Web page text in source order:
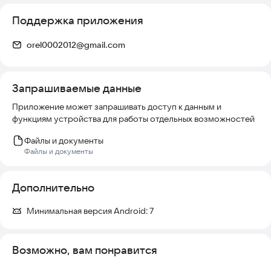
Поддержка приложения
orel0002012@gmail.com
Запрашиваемые данные
Приложение может запрашивать доступ к данным и
функциям устройства для работы отдельных возможностей
Файлы и документы
Файлы и документы
Дополнительно
Минимальная версия Android:7
Возможно, вам понравится